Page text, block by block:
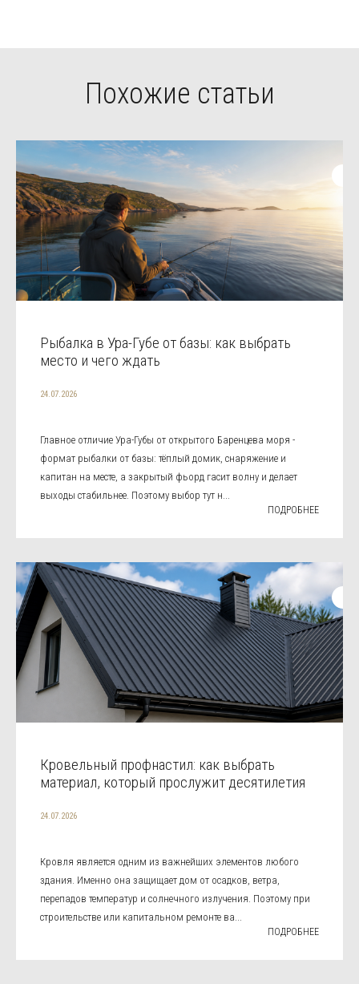
Похожие статьи
Рыбалка в Ура-Губе от базы: как выбрать
место и чего ждать
24.07.2026
Главное отличие Ура-Губы от открытого Баренцева моря -
формат рыбалки от базы: тёплый домик, снаряжение и
капитан на месте, а закрытый фьорд гасит волну и делает
выходы стабильнее. Поэтому выбор тут н...
ПОДРОБНЕЕ
Кровельный профнастил: как выбрать
материал, который прослужит десятилетия
24.07.2026
Кровля является одним из важнейших элементов любого
здания. Именно она защищает дом от осадков, ветра,
перепадов температур и солнечного излучения. Поэтому при
строительстве или капитальном ремонте ва...
ПОДРОБНЕЕ